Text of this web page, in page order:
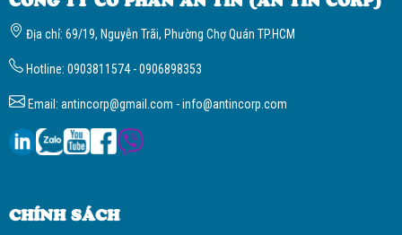
Địa chỉ: 69/19, Nguyễn Trãi, Phường Chợ Quán TP.HCM
Hotline: 0903811574 - 0906898353
Email: antincorp@gmail.com - info@antincorp.com
CHÍNH SÁCH